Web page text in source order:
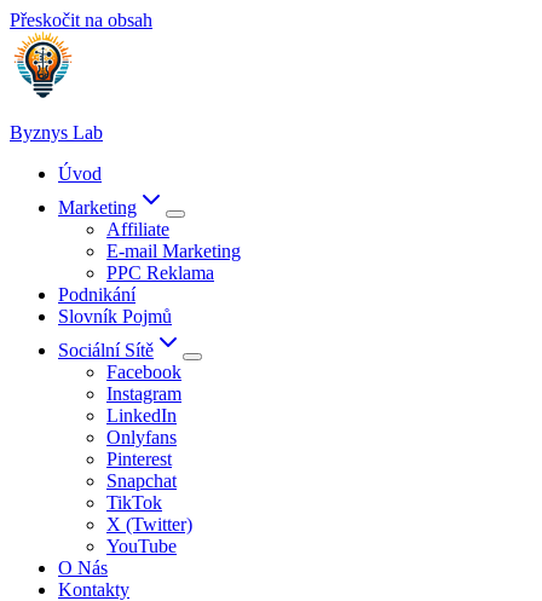
Přeskočit na obsah
Byznys Lab
Úvod
Marketing
Affiliate
E-mail Marketing
PPC Reklama
Podnikání
Slovník Pojmů
Sociální Sítě
Facebook
Instagram
LinkedIn
Onlyfans
Pinterest
Snapchat
TikTok
X (Twitter)
YouTube
O Nás
Kontakty